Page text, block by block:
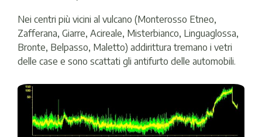
Nei centri più vicini al vulcano (Monterosso Etneo,
Zafferana, Giarre, Acireale, Misterbianco, Linguaglossa,
Bronte, Belpasso, Maletto) addirittura tremano i vetri
delle case e sono scattati gli antifurto delle automobili.